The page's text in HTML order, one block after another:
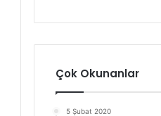
Çok Okunanlar
5 Şubat 2020